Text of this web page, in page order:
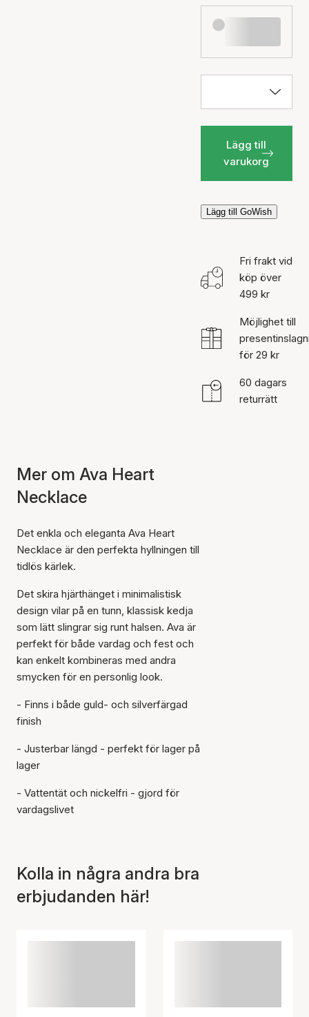
Lägg till
varukorg
Lägg till GoWish
Fri frakt vid
köp över
499 kr
Möjlighet till
för 29 kr
60 dagars
returrätt
Mer om Ava Heart
Necklace
Det enkla och eleganta Ava Heart
Necklace är den perfekta hyllningen till
tidlös kärlek.
Det skira hjärthänget i minimalistisk
design vilar på en tunn, klassisk kedja
som lätt slingrar sig runt halsen. Ava är
perfekt för både vardag och fest och
kan enkelt kombineras med andra
smycken för en personlig look.
- Finns i både guld- och silverfärgad
finish
- Justerbar längd - perfekt för lager på
lager
- Vattentät och nickelfri - gjord för
vardagslivet
Kolla in några andra bra
erbjudanden här!